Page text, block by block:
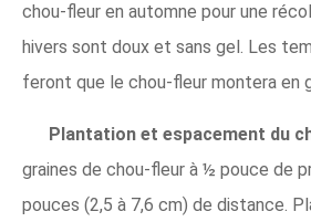
chou-fleur en automne pour une
hivers sont doux et sans gel. Les
feront que le chou-fleur montera en
Plantation et espacement du
graines de chou-fleur à ½ pouce de
pouces (2,5 à 7,6 cm) de distance.